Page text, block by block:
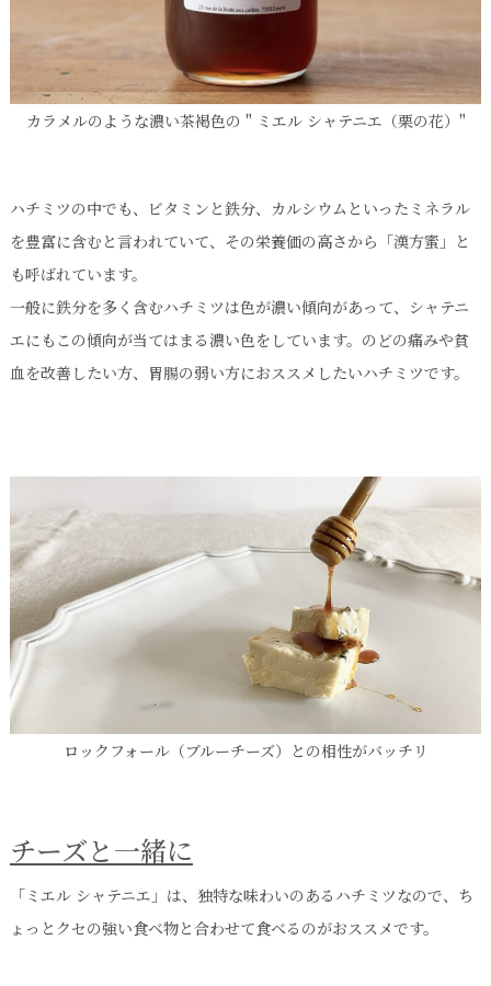
カラメルのような濃い茶褐色の " ミエル シャテニエ（栗の花）"
ハチミツの中でも、ビタミンと鉄分、カルシウムといったミネラル
を豊富に含むと言われていて、その栄養価の高さから「漢方蜜」と
も呼ばれています。
一般に鉄分を多く含むハチミツは色が濃い傾向があって、シャテニ
エにもこの傾向が当てはまる濃い色をしています。のどの痛みや貧
血を改善したい方、胃腸の弱い方におススメしたいハチミツです。
ロックフォール（ブルーチーズ）との相性がバッチリ
チーズと一緒に
「ミエル シャテニエ」は、独特な味わいのあるハチミツなので、ち
ょっとクセの強い食べ物と合わせて食べるのがおススメです。